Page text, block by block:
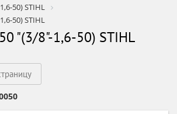
50) STIHL
50) STIHL
"(3/8"-1,6-50) STIHL